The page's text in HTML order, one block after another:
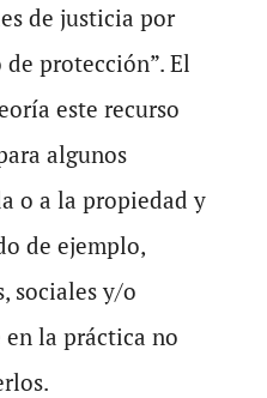
de justicia por
protección”. El
este recurso
algunos
o a la propiedad y
de ejemplo,
sociales y/o
la práctica no